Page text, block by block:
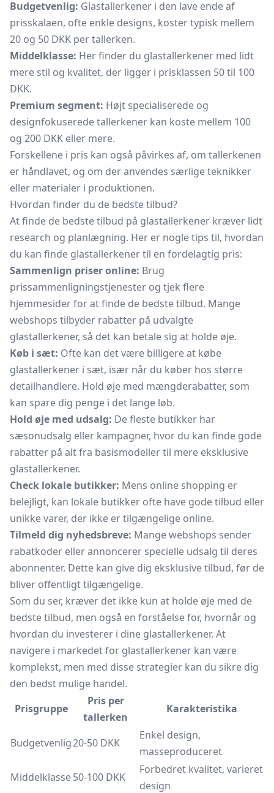
Budgetvenlig: Glastallerkener i den lave ende af
prisskalaen, ofte enkle designs, koster typisk mellem
20 og 50 DKK per tallerken.
Middelklasse: Her finder du glastallerkener med lidt
mere stil og kvalitet, der ligger i prisklassen 50 til 100
DKK.
Premium segment: Højt specialiserede og
designfokuserede tallerkener kan koste mellem 100
og 200 DKK eller mere.
Forskellene i pris kan også påvirkes af, om tallerkenen
er håndlavet, og om der anvendes særlige teknikker
eller materialer i produktionen.
Hvordan finder du de bedste tilbud?
At finde de bedste tilbud på glastallerkener kræver lidt
research og planlægning. Her er nogle tips til, hvordan
du kan finde glastallerkener til en fordelagtig pris:
Sammenlign priser online: Brug
prissammenligningstjenester og tjek flere
hjemmesider for at finde de bedste tilbud. Mange
webshops tilbyder rabatter på udvalgte
glastallerkener, så det kan betale sig at holde øje.
Køb i sæt: Ofte kan det være billigere at købe
glastallerkener i sæt, især når du køber hos større
detailhandlere. Hold øje med mængderabatter, som
kan spare dig penge i det lange løb.
Hold øje med udsalg: De fleste butikker har
sæsonudsalg eller kampagner, hvor du kan finde gode
rabatter på alt fra basismodeller til mere eksklusive
glastallerkener.
Check lokale butikker: Mens online shopping er
belejligt, kan lokale butikker ofte have gode tilbud eller
unikke varer, der ikke er tilgængelige online.
Tilmeld dig nyhedsbreve: Mange webshops sender
rabatkoder eller annoncerer specielle udsalg til deres
abonnenter. Dette kan give dig eksklusive tilbud, før de
bliver offentligt tilgængelige.
Som du ser, kræver det ikke kun at holde øje med de
bedste tilbud, men også en forståelse for, hvornår og
hvordan du investerer i dine glastallerkener. At
navigere i markedet for glastallerkener kan være
komplekst, men med disse strategier kan du sikre dig
den bedst mulige handel.
Prisgruppe
Pris per
tallerken
Karakteristika
Budgetvenlig20-50 DKK
Enkel design,
masseproduceret
Middelklasse50-100 DKK
Forbedret kvalitet, varieret
design